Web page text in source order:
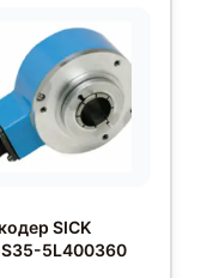
SICK
5L400360